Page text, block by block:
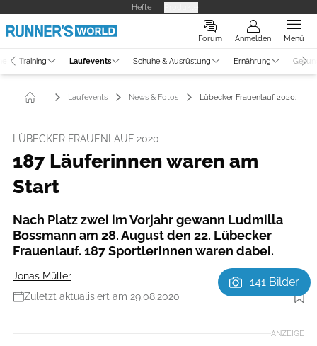
Hefte
Forum Anmelden Menü
Training Laufevents Schuhe & Ausrüstung Ernährung
Laufevents News & Fotos Lübecker Frauenlauf 2020:
LÜBECKER FRAUENLAUF 2020
187 Läuferinnen waren am
Start
Nach Platz zwei im Vorjahr gewann Ludmilla
Bossmann am 28. August den 22. Lübecker
Frauenlauf. 187 Sportlerinnen waren dabei.
Jonas Müller
Zuletzt aktualisiert am 29.08.2020
Foto: Thomas Sobczak
141 Bilder
ANZEIGE